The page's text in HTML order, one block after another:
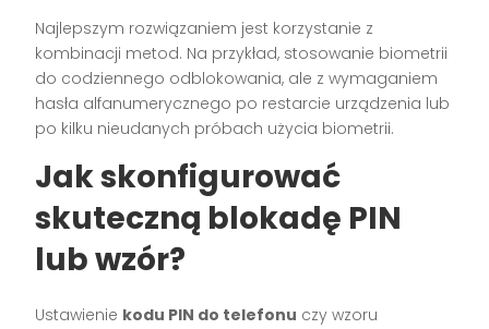
Najlepszym rozwiązaniem jest korzystanie z
kombinacji metod. Na przykład, stosowanie biometrii
do codziennego odblokowania, ale z wymaganiem
hasła alfanumerycznego po restarcie urządzenia lub
po kilku nieudanych próbach użycia biometrii.
Jak skonfigurować
skuteczną blokadę PIN
lub wzór?
Ustawienie kodu PIN do telefonu czy wzoru